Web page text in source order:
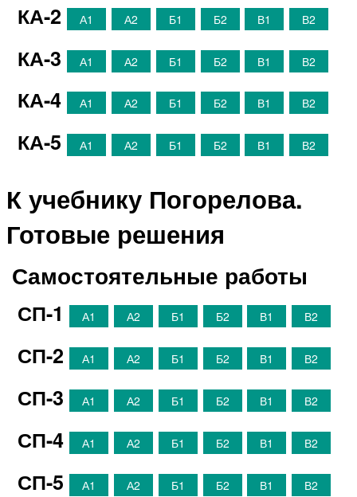
КА-2 А1 А2 Б1 Б2 В1 В2
КА-3 А1 А2 Б1 Б2 В1 В2
КА-4 А1 А2 Б1 Б2 В1 В2
КА-5 А1 А2 Б1 Б2 В1 В2
К учебнику Погорелова.
Готовые решения
Самостоятельные работы
СП-1 А1 А2 Б1 Б2 В1 В2
СП-2 А1 А2 Б1 Б2 В1 В2
СП-3 А1 А2 Б1 Б2 В1 В2
СП-4 А1 А2 Б1 Б2 В1 В2
СП-5 А1 А2 Б1 Б2 В1 В2